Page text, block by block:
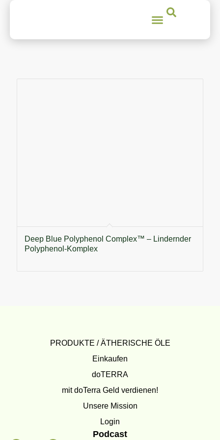
Deep Blue Polyphenol Complex™ – Lindernder
Polyphenol-Komplex
PRODUKTE / ÄTHERISCHE ÖLE
Einkaufen
doTERRA
mit doTerra Geld verdienen!
Unsere Mission
Login
Podcast